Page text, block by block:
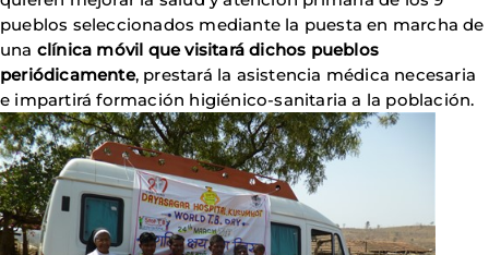
pueblos seleccionados mediante la puesta en marcha de
una clínica móvil que visitará dichos pueblos
periódicamente, prestará la asistencia médica necesaria
e impartirá formación higiénico-sanitaria a la población.